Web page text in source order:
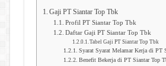
Gaji PT Siantar Top Tbk
Profil PT Siantar Top Tbk
Daftar Gaji PT Siantar Top Tbk
Tabel Gaji PT Siantar Top Tbk
Syarat Syarat Melamar Kerja di PT
Benefit Bekerja di PT Siantar Top